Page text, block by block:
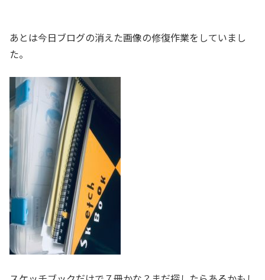
あとは今日ブログの消えた画像の修復作業をしていまし
た。